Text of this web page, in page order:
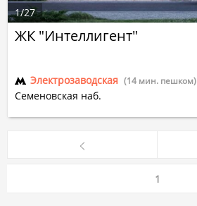
ЖК "Интеллигент"
Электрозаводская (14 мин. пешком)
Семеновская наб.
1/27
1